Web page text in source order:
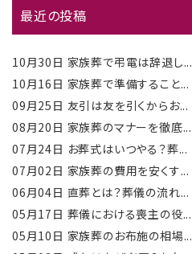
最近の投稿
10月30日 家族葬で弔電は辞退し...
10月16日 家族葬で準備すること...
09月25日 友引は友を引くからお...
08月20日 家族葬のマナーを徹底...
07月24日 お葬式はいつやる？葬...
07月02日 家族葬の費用を安くす...
06月04日 直葬とは？葬儀の流れ...
05月17日 葬儀における喪主の役...
05月10日 家族葬のお布施の相場...